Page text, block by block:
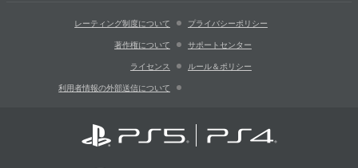
レーティング制度について プライバシーポリシー
著作権について サポートセンター
ライセンス ルール＆ポリシー
利用者情報の外部送信について